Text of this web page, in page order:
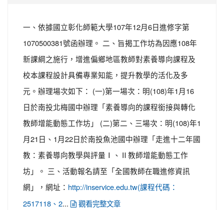
一、依據國立彰化師範大學107年12月6日進修字第
1070500381號函辦理。 二、旨揭工作坊為因應108年
新課綱之施行，增進偏鄉地區教師對素養導向課程及
校本課程設計具備專業知能，提升教學的活化及多
元。辦理場次如下： (一)第一場次：明(108)年1月16
日於南投北梅國中辦理「素養導向的課程銜接與轉化
教師增能動態工作坊」 (二)第二、三場次：明(108)年1
月21日、1月22日於南投魚池國中辦理「走進十二年國
教：素養導向教學與評量Ⅰ、Ⅱ教師增能動態工作
坊」。 三、活動報名請至「全國教師在職進修資訊
網」，網址： http://inservice.edu.tw(課程代碼：
2517118、2... 觀看完整文章